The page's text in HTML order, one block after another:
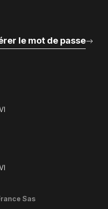
Sas
le mot de passe